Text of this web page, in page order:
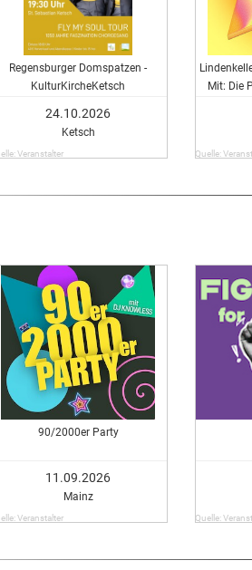
Regensburger Domspatzen -
KulturKircheKetsch
24.10.2026
Ketsch
Veranstalter
Mit: Die
Quelle:
90/2000er Party
11.09.2026
Mainz
Veranstalter Quelle: